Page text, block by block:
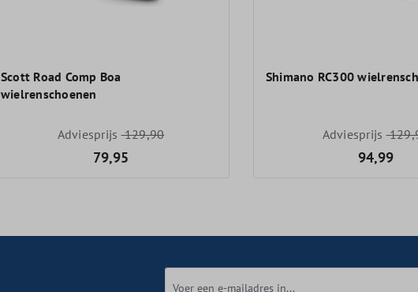
Scott Road Comp Boa
wielrenschoenen
Adviesprijs129,90
79,95
Shimano RC300
Adviesprijs
94,99